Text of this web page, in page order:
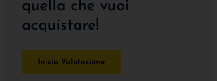
quella che vuoi
acquistare!
Inizia Valutazione